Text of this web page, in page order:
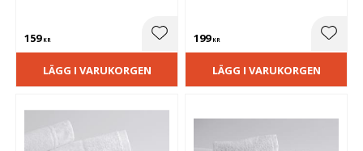
159KR Lägg till i favoriter
LÄGG I VARUKORGEN
199KR
LÄGG I VARUKORGEN